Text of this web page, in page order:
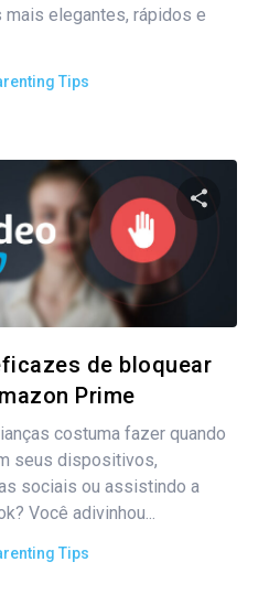
elegantes, rápidos e
Tips
de bloquear
Prime
costuma fazer quando
seus dispositivos,
sociais ou assistindo a
Você adivinhou...
Tips